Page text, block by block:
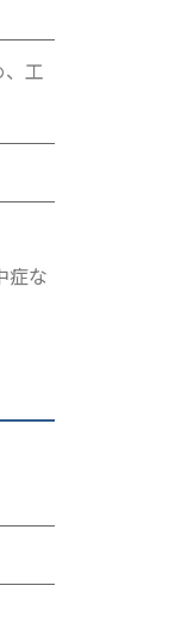
工
症な